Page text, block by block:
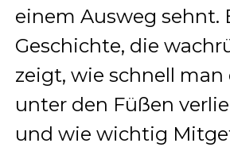
einem Ausweg sehnt.
Geschichte, die
zeigt, wie schnell man
unter den Füßen
und wie wichtig